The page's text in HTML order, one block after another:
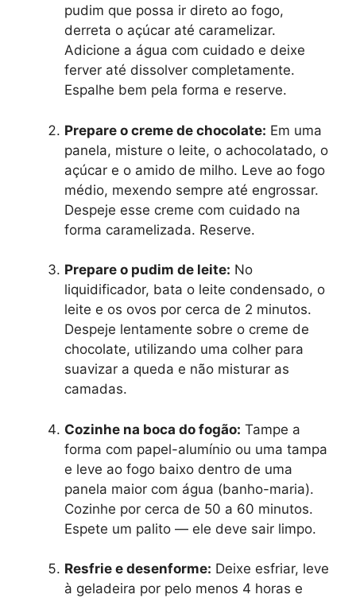
pudim que possa ir direto ao fogo,
derreta o açúcar até caramelizar.
Adicione a água com cuidado e deixe
ferver até dissolver completamente.
Espalhe bem pela forma e reserve.
Prepare o creme de chocolate: Em uma
panela, misture o leite, o achocolatado, o
açúcar e o amido de milho. Leve ao fogo
médio, mexendo sempre até engrossar.
Despeje esse creme com cuidado na
forma caramelizada. Reserve.
Prepare o pudim de leite: No
liquidificador, bata o leite condensado, o
leite e os ovos por cerca de 2 minutos.
Despeje lentamente sobre o creme de
chocolate, utilizando uma colher para
suavizar a queda e não misturar as
camadas.
Cozinhe na boca do fogão: Tampe a
forma com papel-alumínio ou uma tampa
e leve ao fogo baixo dentro de uma
panela maior com água (banho-maria).
Cozinhe por cerca de 50 a 60 minutos.
Espete um palito — ele deve sair limpo.
Resfrie e desenforme: Deixe esfriar, leve
à geladeira por pelo menos 4 horas e